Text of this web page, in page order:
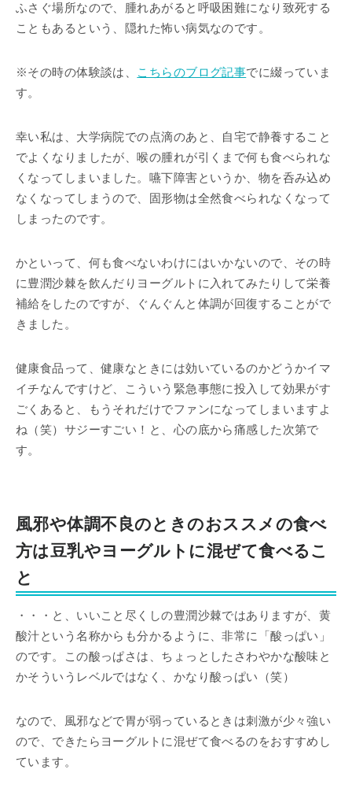
ふさぐ場所なので、腫れあがると呼吸困難になり致死する
こともあるという、隠れた怖い病気なのです。
※その時の体験談は、 こちらのブログ記事でに綴っていま
す。
幸い私は、大学病院での点滴のあと、自宅で静養すること
でよくなりましたが、喉の腫れが引くまで何も食べられな
くなってしまいました。嚥下障害というか、物を呑み込め
なくなってしまうので、固形物は全然食べられなくなって
しまったのです。
かといって、何も食べないわけにはいかないので、その時
に豊潤沙棘を飲んだりヨーグルトに入れてみたりして栄養
補給をしたのですが、ぐんぐんと体調が回復することがで
きました。
健康食品って、健康なときには効いているのかどうかイマ
イチなんですけど、こういう緊急事態に投入して効果がす
ごくあると、もうそれだけでファンになってしまいますよ
ね（笑）サジーすごい！と、心の底から痛感した次第で
す。
風邪や体調不良のときのおススメの食べ
方は豆乳やヨーグルトに混ぜて食べるこ
と
・・・と、いいこと尽くしの豊潤沙棘ではありますが、黄
酸汁という名称からも分かるように、非常に「酸っぱい」
のです。この酸っぱさは、ちょっとしたさわやかな酸味と
かそういうレベルではなく、かなり酸っぱい（笑）
なので、風邪などで胃が弱っているときは刺激が少々強い
ので、できたらヨーグルトに混ぜて食べるのをおすすめし
ています。